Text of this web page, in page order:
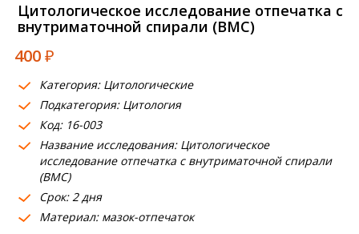
Врачи
Получить результат
Пациентам
О компании
Где сдать
Партнерам
Цитологическое исследование отпечатка с
внутриматочной спирали (ВМС)
400₽
Категория: Цитологические
Подкатегория: Цитология
Код: 16-003
Название исследования: Цитологическое
исследование отпечатка с внутриматочной спирали
(ВМС)
Срок: 2 дня
Материал: мазок-отпечаток